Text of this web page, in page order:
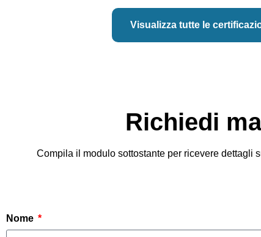
Visualizza tutte le
Richiedi
Compila il modulo sottostante per ricevere dettagli
Nome